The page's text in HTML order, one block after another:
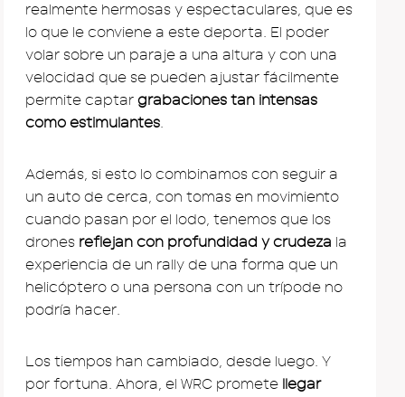
realmente hermosas y espectaculares, que es
lo que le conviene a este deporta. El poder
volar sobre un paraje a una altura y con una
velocidad que se pueden ajustar fácilmente
permite captar grabaciones tan intensas
como estimulantes
Además, si esto lo combinamos con seguir a
un auto de cerca, con tomas en movimiento
cuando pasan por el lodo, tenemos que los
drones reflejan con profundidad y crudeza la
experiencia de un rally de una forma que un
helicóptero o una persona con un trípode no
podría hacer.
Los tiempos han cambiado, desde luego. Y
por fortuna. Ahora, el WRC promete llegar